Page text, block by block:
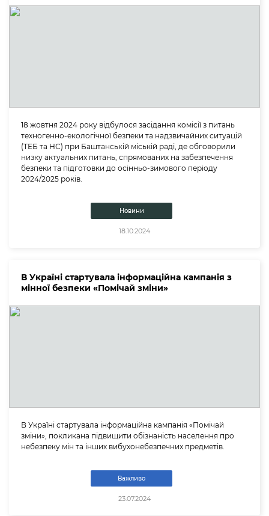
18 жовтня 2024 року відбулося засідання комісії з питань
техногенно-екологічної безпеки та надзвичайних ситуацій
(ТЕБ та НС) при Баштанській міській раді, де обговорили
низку актуальних питань, спрямованих на забезпечення
безпеки та підготовки до осінньо-зимового періоду
2024/2025 років.
Новини
18.10.2024
В Україні стартувала інформаційна кампанія з
мінної безпеки «Помічай зміни»
В Україні стартувала інформаційна кампанія «Помічай
зміни», покликана підвищити обізнаність населення про
небезпеку мін та інших вибухонебезпечних предметів.
Важливо
23.07.2024